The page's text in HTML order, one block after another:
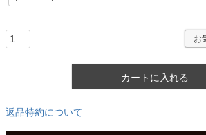
必
お
カートに入れる
返品特約について